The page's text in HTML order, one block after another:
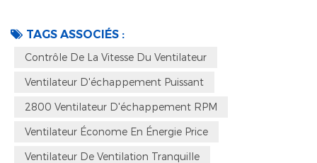
TAGS ASSOCIÉS :
Contrôle De La Vitesse Du Ventilateur
Ventilateur D'échappement Puissant
2800 Ventilateur D'échappement RPM
Ventilateur Économe En Énergie Price
Ventilateur De Ventilation Tranquille